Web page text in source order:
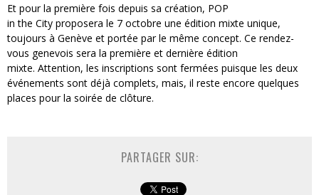
Et pour la première fois depuis sa création, POP
inthe City proposera le 7 octobre une édition mixte unique,
toujours à Genève et portée par le même concept. Ce rendez-
vous genevois sera la première et dernière édition
mixte. Attention, les inscriptions sont fermées puisque les deux
événements sont déjà complets, mais, il reste encore quelques
places pour la soirée de clôture.
PARTAGER SUR: